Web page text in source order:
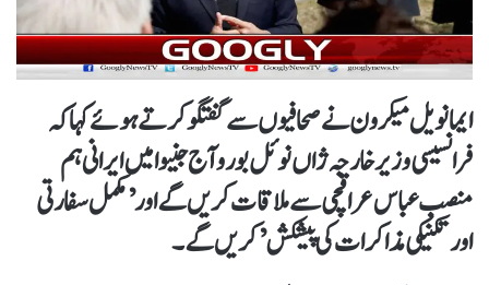
ایمانویل میکرون نے صحافیوں سے گفتگو کرتے ہوئے کہا کہ
فرانسیسی وزیر خارجہ ژاں نوئل بورو آج جنیوا میں ایرانی ہم
منصب عباس عراقچی سے ملاقات کریں گے اور ’ مکمل سفارتی
اورتکنیکی مذاکرات کی پیشکش’ کریں گے۔